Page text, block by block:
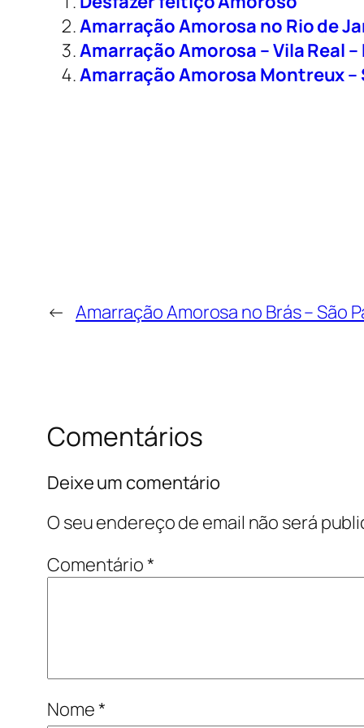
Amarração Amorosa no Rio de
Amarração Amorosa – Vila Real
Amarração Amorosa Montreux –
← Amarração Amorosa no Brás – São
Comentários
Deixe um comentário
O seu endereço de email não será
Comentário*
Nome*